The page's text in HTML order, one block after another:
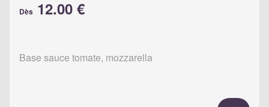
Dès 12.00 €
Base sauce tomate, mozzarella